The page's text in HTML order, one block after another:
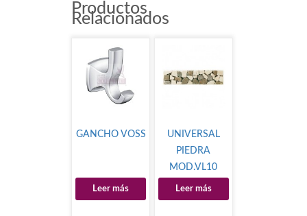
Productos
Relacionados
GANCHO VOSS
Leer más
UNIVERSAL
PIEDRA
MOD.VL10
Leer más